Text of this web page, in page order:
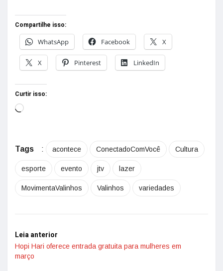
Compartilhe isso:
WhatsApp
Facebook X
X Pinterest LinkedIn
Curtir isso:
Tags : acontece ConectadoComVocê Cultura
esporte evento jtv lazer
MovimentaValinhos Valinhos variedades
Leia anterior
Hopi Hari oferece entrada gratuita para mulheres em
março